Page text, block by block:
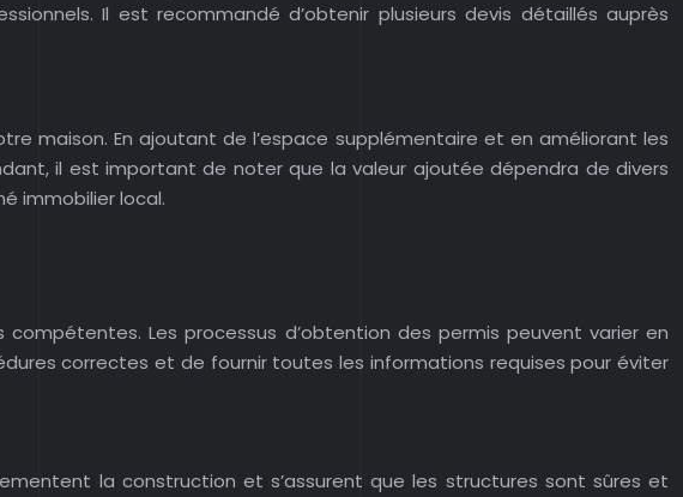
Il est recommandé d’obtenir plusieurs devis détaillés auprès
maison. En ajoutant de l’espace supplémentaire et en améliorant les
il est important de noter que la valeur ajoutée dépendra de divers
immobilier local.
Les processus d’obtention des permis peuvent varier en
correctes et de fournir toutes les informations requises pour éviter
la construction et s’assurent que les structures sont sûres et